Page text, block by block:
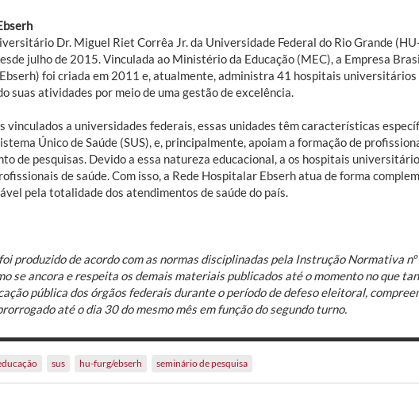
Dr. Miguel Riet Corrêa Jr. da Universidade Federal do Rio Grande
julho de 2015. Vinculada ao Ministério da Educação (MEC), a Empresa
foi criada em 2011 e, atualmente, administra 41 hospitais universitários
suas atividades por meio de uma gestão de excelência.
vinculados a universidades federais, essas unidades têm características
Único de Saúde (SUS), e, principalmente, apoiam a formação de
de pesquisas. Devido a essa natureza educacional, a os hospitais
de saúde. Com isso, a Rede Hospitalar Ebserh atua de forma
pela totalidade dos atendimentos de saúde do país.
produzido de acordo com as normas disciplinadas pela Instrução Normativa
se ancora e respeita os demais materiais publicados até o momento no que
pública dos órgãos federais durante o período de defeso eleitoral,
até o dia 30 do mesmo mês em função do segundo turno.
sus hu-furg/ebserh seminário de pesquisa